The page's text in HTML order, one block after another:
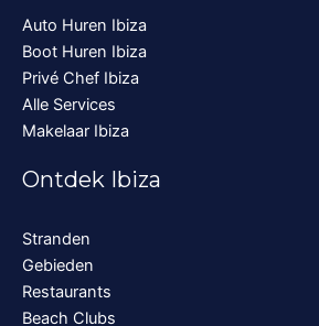
Auto Huren Ibiza
Boot Huren Ibiza
Privé Chef Ibiza
Alle Services
Makelaar Ibiza
Ontdek Ibiza
Stranden
Gebieden
Restaurants
Beach Clubs